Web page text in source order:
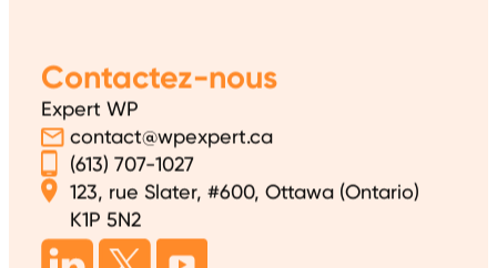
Contactez-nous
Expert WP
contact@wpexpert.ca
(613) 707-1027
123, rue Slater, #600, Ottawa (Ontario)
K1P 5N2